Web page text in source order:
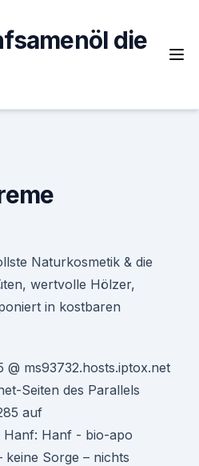
die
Naturkosmetik & die
wertvolle Hölzer,
in kostbaren
ms93732.hosts.iptox.net
Seiten des Parallels
auf
Hanf: Hanf - bio-apo
keine Sorge – nichts